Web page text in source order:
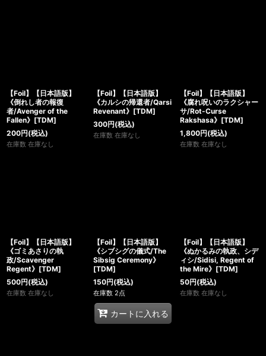
【Foil】【日本語版】
《倒れし者の報復
者/Avenger of the
Fallen》[TDM]
200円(税込)
在庫数 在庫なし
【Foil】【日本語版】
《カルシの帰還者/Qarsi
Revenant》[TDM]
300円(税込)
在庫数 在庫なし
【Foil】【日本語版】
《腐れ呪いのラクシャー
サ/Rot-Curse
Rakshasa》[TDM]
1,800円(税込)
在庫数 在庫なし
【Foil】【日本語版】
《ゴミあさりの執
政/Scavenger
Regent》[TDM]
500円(税込)
在庫数 在庫なし
【Foil】【日本語版】
《シブシグの儀式/The
Sibsig Ceremony》
[TDM]
150円(税込)
在庫数 2点
カートに入れる
【Foil】【日本語版】
《ぬかるみの執政、シデ
ィシ/Sidisi, Regent of
the Mire》[TDM]
50円(税込)
在庫数 在庫なし